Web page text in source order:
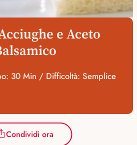
e Aceto
30 Min / Difficoltà: Semplice
Condividi ora